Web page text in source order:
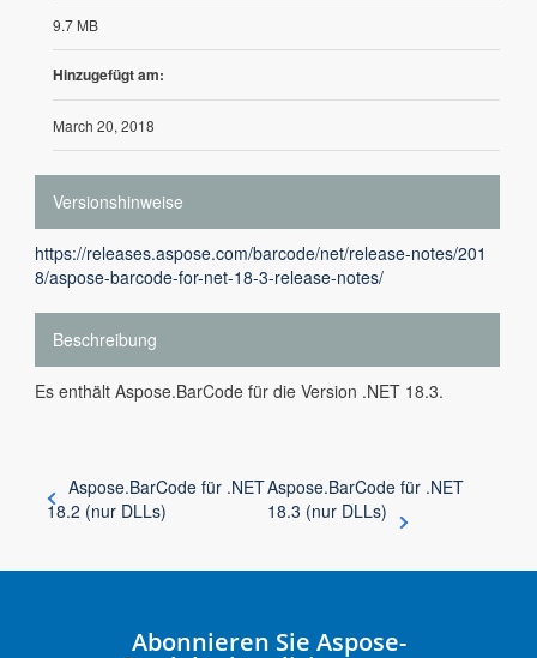
9.7 MB
Hinzugefügt am:
March 20, 2018
Versionshinweise
https://releases.aspose.com/barcode/net/release-notes/201
8/aspose-barcode-for-net-18-3-release-notes/
Beschreibung
Es enthält Aspose.BarCode für die Version .NET 18.3.
Aspose.BarCode für .NET
18.2 (nur DLLs)
Aspose.BarCode für .NET
18.3 (nur DLLs)
Abonnieren Sie Aspose-